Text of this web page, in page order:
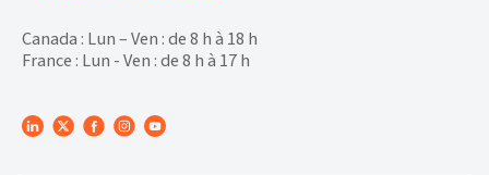
Canada : Lun – Ven : de 8 h à 18 h
France : Lun - Ven : de 8 h à 17 h